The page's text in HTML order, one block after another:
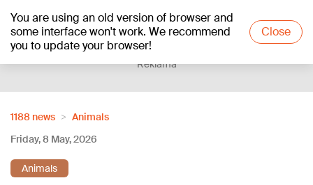
You are using an old version of browser and
some interface won't work. We recommend
you to update your browser!
Close
+27°C
Reklāma
1188 news
Animals
Friday, 8 May, 2026
Animals